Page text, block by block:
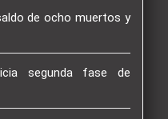
de ocho muertos y
segunda fase de